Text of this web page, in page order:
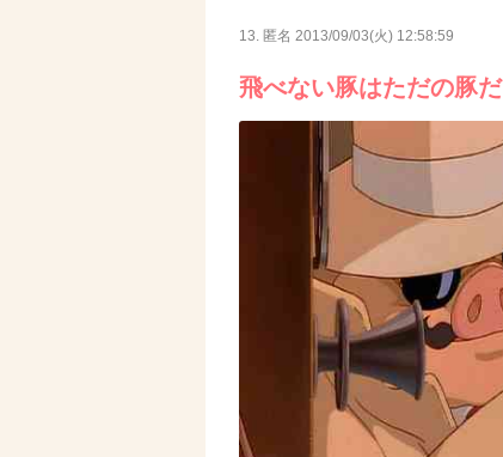
13. 匿名 2013/09/03(火) 12:58:59
飛べない豚はただの豚だ